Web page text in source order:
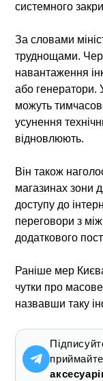
системного
За словами
труднощами.
навантаження
або генератори.
можуть
усунення
відновлюють.
Він також
магазинах зони
доступу до
переговори з
додаткового
Раніше мер
чутки про
назвавши таку